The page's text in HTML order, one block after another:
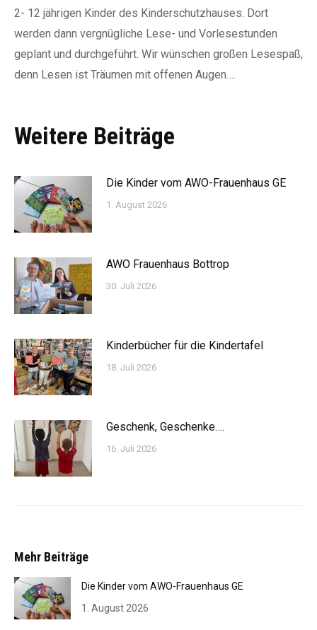
2- 12 jährigen Kinder des Kinderschutzhauses. Dort
werden dann vergnügliche Lese- und Vorlesestunden
geplant und durchgeführt. Wir wünschen großen Lesespaß,
denn Lesen ist Träumen mit offenen Augen….
Weitere Beiträge
Die Kinder vom AWO-Frauenhaus GE
1. August 2026
AWO Frauenhaus Bottrop
30. Juli 2026
Kinderbücher für die Kindertafel
18. Juli 2026
Geschenk, Geschenke….
16. Juli 2026
Mehr Beiträge
Die Kinder vom AWO-Frauenhaus GE
1. August 2026